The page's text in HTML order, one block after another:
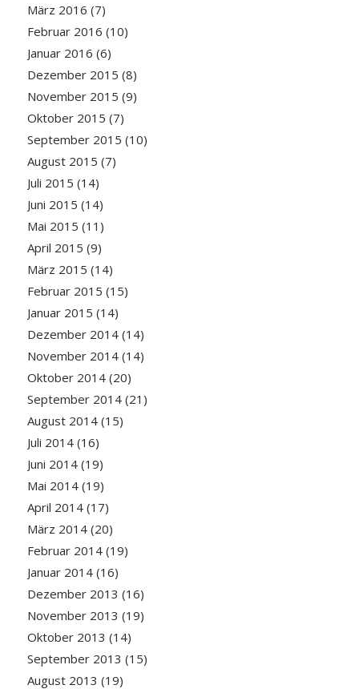
März 2016 (7)
Februar 2016 (10)
Januar 2016 (6)
Dezember 2015 (8)
November 2015 (9)
Oktober 2015 (7)
September 2015 (10)
August 2015 (7)
Juli 2015 (14)
Juni 2015 (14)
Mai 2015 (11)
April 2015 (9)
März 2015 (14)
Februar 2015 (15)
Januar 2015 (14)
Dezember 2014(14)
November 2014(14)
Oktober 2014(20)
September 2014(21)
August 2014(15)
Juli 2014(16)
Juni 2014(19)
Mai 2014(19)
April 2014(17)
März 2014(20)
Februar 2014(19)
Januar 2014(16)
Dezember 2013 (16)
November 2013 (19)
Oktober 2013 (14)
September 2013 (15)
August 2013 (19)